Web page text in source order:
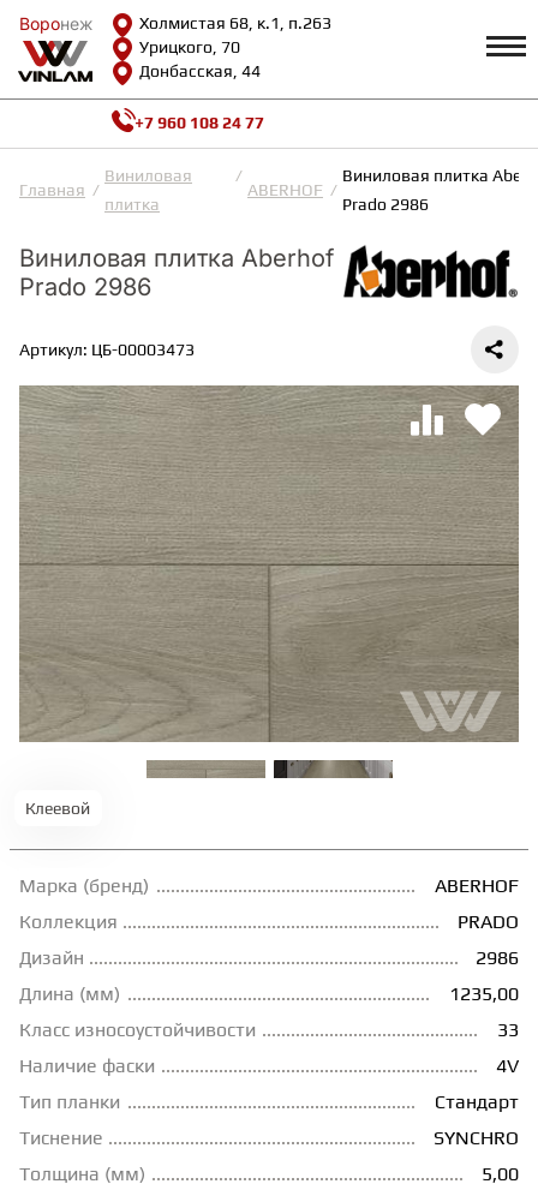
Воронеж
Холмистая 68, к.1, п.263
Урицкого, 70
Донбасская, 44
Воронеж
КАТАЛОГ Профиль
Возврат и гарантии
Сотрудничество
Вопросы и ответы
Полезная информация
Калькулятор
О нас
Контакты
ВИНИЛОВАЯ ПЛИТКА
ИНЖЕНЕРНАЯ ДОСКА
ПАРКЕТНАЯ ДОСКА
ТЕРРАСНАЯ ДОСКА
КОВРОВАЯ ПЛИТКА
МОДУЛЬНЫЕ ПВХ
ПЛИНТУС
КЛЕЙ
НАЛИВНОЙ ПОЛ
+7 960 108 24 77
Главная
Виниловая
плитка
ABERHOF
Виниловая плитка
Prado 2986
Виниловая плитка Aberhof
Prado 2986
Артикул: ЦБ-00003473
Клеевой
Марка (бренд)
ABERHOF
Коллекция
PRADO
Дизайн
2986
Длина (мм)
1235,00
Класс износоустойчивости
33
Наличие фаски
4V
Тип планки
Стандарт
Тиснение
SYNCHRO
Толщина (мм)
5,00